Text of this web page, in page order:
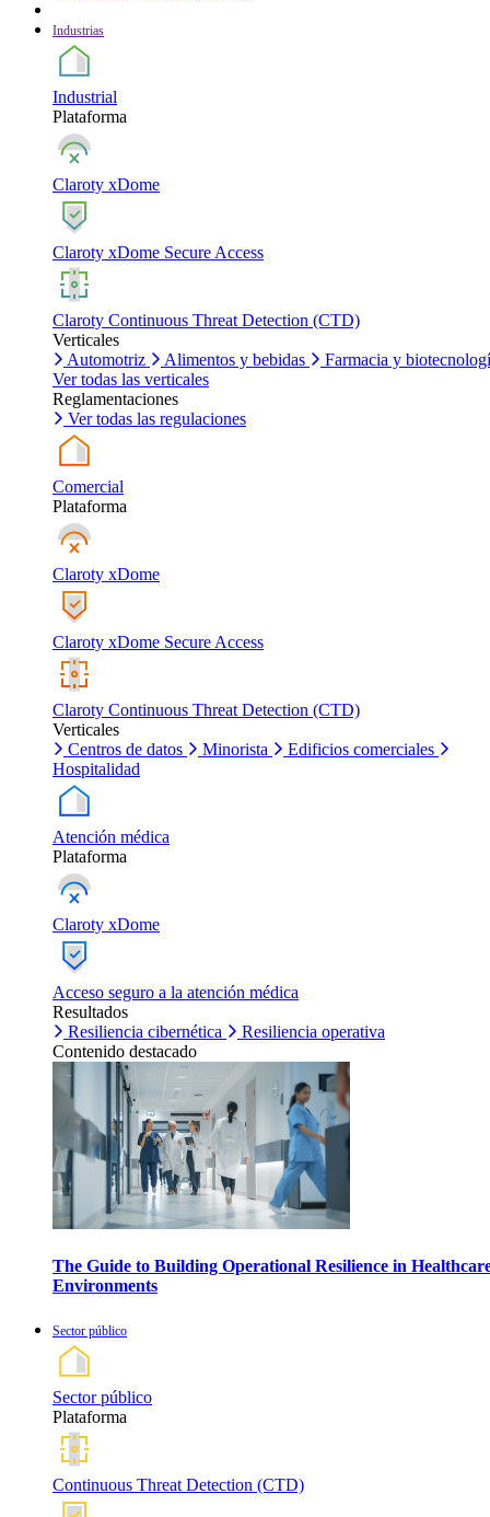
Industrias
Industrial
Plataforma
Claroty xDome
Claroty xDome Secure Access
Claroty Continuous Threat Detection (CTD)
Verticales
Automotriz
Alimentos y bebidas
Farmacia y
Ver todas las verticales
Reglamentaciones
Ver todas las regulaciones
Comercial
Plataforma
Claroty xDome
Claroty xDome Secure Access
Claroty Continuous Threat Detection (CTD)
Verticales
Centros de datos
Minorista
Edificios comerciales
Hospitalidad
Atención médica
Plataforma
Claroty xDome
Acceso seguro a la atención médica
Resultados
Resiliencia cibernética
Resiliencia operativa
Contenido destacado
The Guide to Building Operational Resilience in
Environments
Sector público
Sector público
Plataforma
Continuous Threat Detection (CTD)